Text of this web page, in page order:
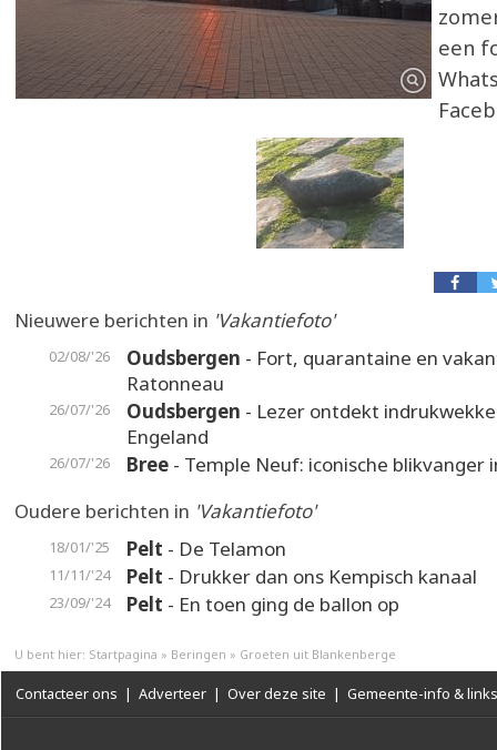
een
Nieuwere berichten in 'Vakantiefoto'
02/08/'26 Oudsbergen - Fort, quarantaine en
Ratonneau
26/07/'26 Oudsbergen - Lezer ontdekt
Engeland
26/07/'26 Bree - Temple Neuf: iconische blikvanger
Oudere berichten in 'Vakantiefoto'
18/01/'25 Pelt - De Telamon
11/11/'24 Pelt - Drukker dan ons Kempisch kanaal
23/09/'24 Pelt - En toen ging de ballon op
U bent hier: Startpagina » Beringen » Groeten uit Blankenberge
Contacteer ons | Adverteer | Over deze site | Gemeente-info & links